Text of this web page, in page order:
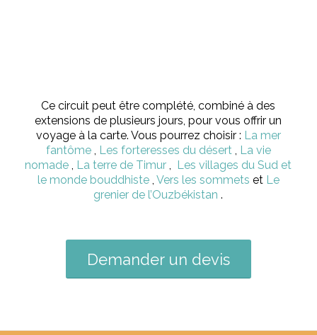
Ce circuit peut être complété, combiné à des
extensions de plusieurs jours, pour vous offrir un
voyage à la carte. Vous pourrez choisir : La mer
fantôme, Les forteresses du désert, La vie
nomade , La terre de Timur , Les villages du Sud et
le monde bouddhiste, Vers les sommets et Le
grenier de l’Ouzbékistan .
Demander un devis